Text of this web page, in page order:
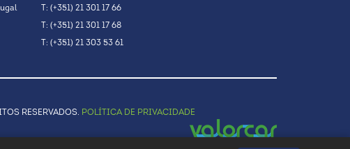
T: (+351) 21 301 17 66
T: (+351) 21 301 17 68
T: (+351) 21 303 53 61
RESERVADOS. POLÍTICA DE PRIVACIDADE